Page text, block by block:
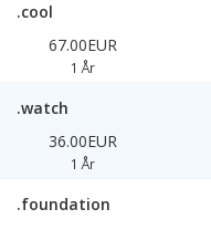
.cool
67.00EUR
1 År
.watch
36.00EUR
1 År
.foundation